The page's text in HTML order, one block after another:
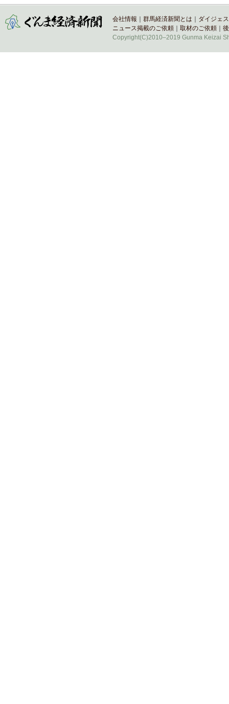
会社情報 群馬経済新聞とは
ダイジェ
ニュース掲載のご依頼
取材のご依頼
Copyright(C)2010–2019 Gunma Keizai